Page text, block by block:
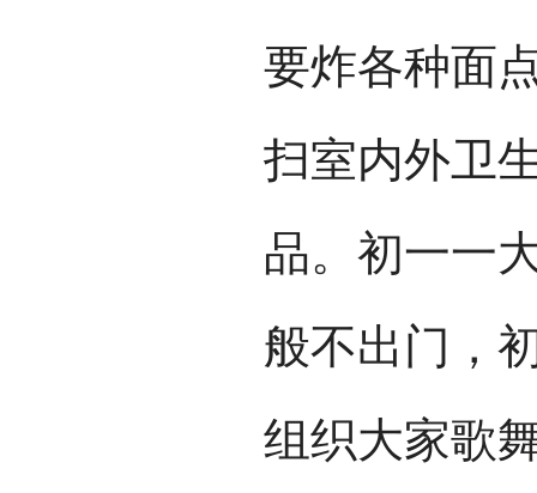
要炸各种面
扫室内外卫
品。初一一
般不出门，
组织大家歌